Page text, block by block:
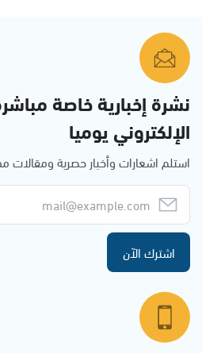
نشرة إخبارية خاصة
الإلكتروني يوميا
استلم اشعارات وأخبار حصرية
اشترك الآن